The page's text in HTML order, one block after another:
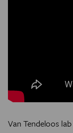
Van Tendeloos